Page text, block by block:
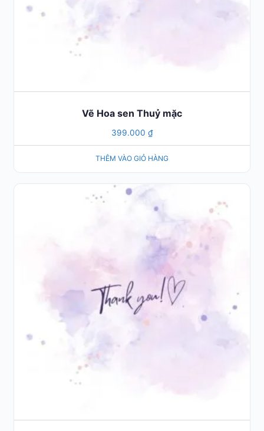
Vẽ Hoa sen Thuỷ mặc
399.000 ₫
THÊM VÀO GIỎ HÀNG